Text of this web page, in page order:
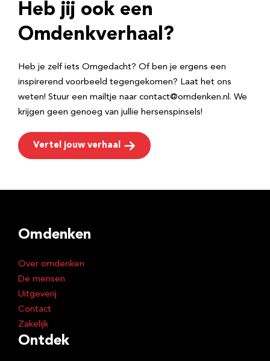
r
e
Heb jij ook een
Omdenkverhaal?
Heb je zelf iets Omgedacht? Of ben je ergens een
inspirerend voorbeeld tegengekomen? Laat het ons
weten! Stuur een mailtje naar contact@omdenken.nl. We
krijgen geen genoeg van jullie hersenspinsels!
Vertel jouw verhaal
Omdenken
Over omdenken
De mensen
Uitgeverij
Contact
Zakelijk
Ontdek